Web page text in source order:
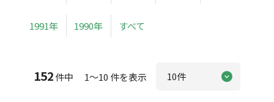
1991年 1990年 すべて
152件中 1～10 件を表示